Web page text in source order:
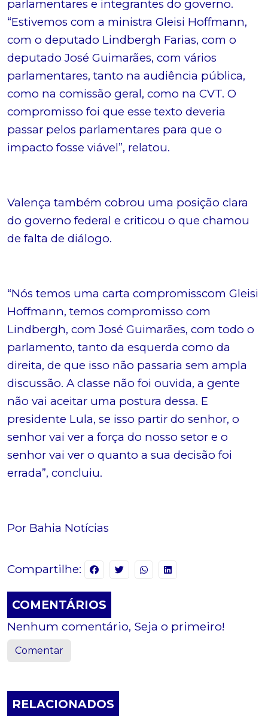
parlamentares e integrantes do governo.
“Estivemos com a ministra Gleisi Hoffmann,
com o deputado Lindbergh Farias, com o
deputado José Guimarães, com vários
parlamentares, tanto na audiência pública,
como na comissão geral, como na CVT. O
compromisso foi que esse texto deveria
passar pelos parlamentares para que o
impacto fosse viável”, relatou.
Valença também cobrou uma posição clara
do governo federal e criticou o que chamou
de falta de diálogo.
“Nós temos uma carta compromisscom Gleisi
Hoffmann, temos compromisso com
Lindbergh, com José Guimarães, com todo o
parlamento, tanto da esquerda como da
direita, de que isso não passaria sem ampla
discussão. A classe não foi ouvida, a gente
não vai aceitar uma postura dessa. E
presidente Lula, se isso partir do senhor, o
senhor vai ver a força do nosso setor e o
senhor vai ver o quanto a sua decisão foi
errada”, concluiu.
Por Bahia Notícias
Compartilhe:
COMENTÁRIOS
Nenhum comentário, Seja o primeiro!
Comentar
RELACIONADOS